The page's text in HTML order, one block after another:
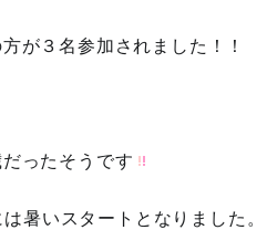
が３名参加されました！！
ったそうです
暑いスタートとなりました。